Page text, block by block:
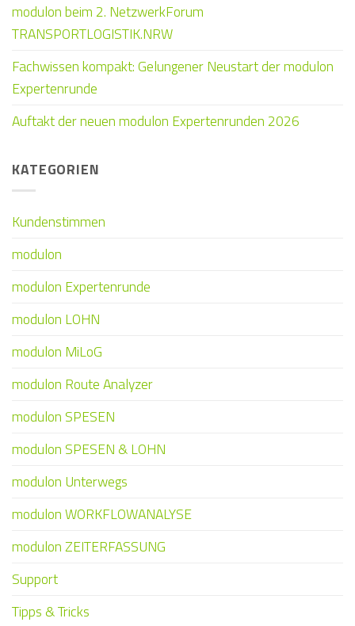
modulon beim 2. NetzwerkForum
TRANSPORTLOGISTIK.NRW
Fachwissen kompakt: Gelungener Neustart der modulon
Expertenrunde
Auftakt der neuen modulon Expertenrunden 2026
KATEGORIEN
Kundenstimmen
modulon
modulon Expertenrunde
modulon LOHN
modulon MiLoG
modulon Route Analyzer
modulon SPESEN
modulon SPESEN & LOHN
modulon Unterwegs
modulon WORKFLOWANALYSE
modulon ZEITERFASSUNG
Support
Tipps & Tricks